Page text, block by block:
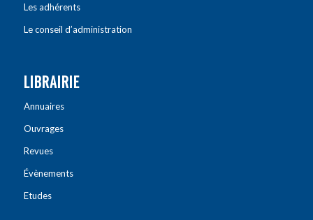
Les adhérents
Le conseil d’administration
LIBRAIRIE
Annuaires
Ouvrages
Revues
Évènements
Etudes